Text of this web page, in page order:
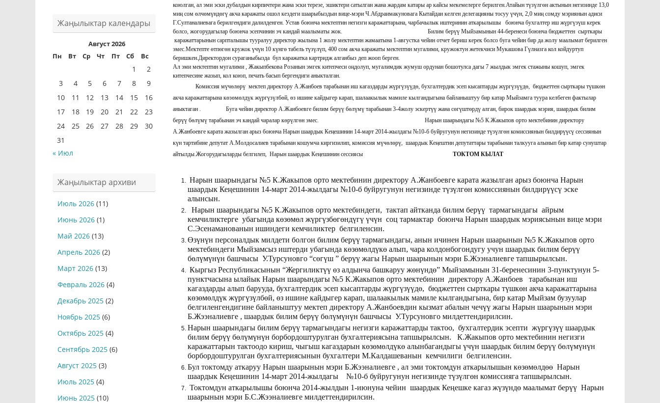
коюлган, ал эми эски дубалдын кирпичтери жана эски терезе, эшиктери сатылган жана жардам катары ар кайсы мекемелерге берилген.Атайын түзүлгөн актынын негизинде 13,0
миң сом өлчөмүндөгү акча каражаты ошол кездеги шаарыбыздын вице-мэри Ч.Абдраимакуновага Кытайдан келген делегацияны тосуу үчүн, 2,0 миң сомду мэриянын адиси
Г.Султаналиевага берилгендиги далилденген. Устав боюнча мектептин негизги каражаттарына, чарбачылык иштеринин аткарылышы боюнча бухгалтер иш жүргүзүш керек
болсо, жогорудагылар боюнча эсепчинин эч кандай маалыматы жок. Билим берүү Мыйзамынын 44-беренеси боюнча бюджеттен сырткары
каражаттарынын сарпталышы тууралуу директор жылына 1 жолу мектептин жамаатына 1-августка чейин отчет бериш керек болсо буга чейин бир да жолу маалымат берилген
эмес.Мектепте өтпөгөн кружок үчүн 10 күнгө табель түзүлүп, 400 сом акча каражаты мектептин мугалими, кружоктун жетекчиси Мукашова Гүлназга кол койдуртуп
беришкен.Директордон сураганыбызда бул каражатка картридж алганбыз деп жооп берген.
Ал эми мектептин мугалими , Жакыпбекова Розанын эмгек китепчеси оңдолуп, мугалимдик жумуш ордунан бошотулса дагы 7 жылдык эмгек стажыны кошуп, эмгек
китепчесине жазып, кол коюп, печать басып бергендиги аныкталган.
Комиссия мүчөлөрү мектеп директору А.Жанбоев тарабынан иш кагаздарды жүргүзүүдө, бухгалтердик эсеп кысаптарды жүргүзүүдө, бюджеттен сырткары түшкөн
акча каражаттарына көзөмөлдүк жүргүзүлбөй, өз ишине кайдыгер карап, шалаакылык мамиле кылгандыгына байланыштуу бир катар Мыйзамга туура келбеген фактылар
аныктаган . Буга чейин директор А.Жанбоевге билим берүү бөлүмү тарабынан 3-4жолу эскертүү жана сөгүштөрдү алган, бирок шаардык мэрия, шаардык билим
берүү бөлүмү тарабынан эч кандай чаралар көрүлгөн эмес. Нарын шаарындагы №5 К.Жакыпов орто мектебинин директору
А.Жанбоевге карата жазылган арыз боюнча Нарын шаардык Кеңешинин 14-март 2014-жылдагы №10-б буйругунун негизинде түзүлгөн комиссиянын билдирүүсү сессиянын
күн тартибине депутат А.Молдосалиев тарабынан кошумча киргизилип, комиссия мүчөлөрү, шаардык Кеңештин депутаттары тарабынан талкууга алынып бир катар сунуштар
айтылды.Жогорудагыларды белгилеп, Нарын шаардык Кеңешинин сессиясы
ТОКТОМ КЫЛАТ
Нарын шаарындагы №5 К.Жакыпов орто мектебинин директору А.Жанбоевге карата жазылган арыз боюнча Нарын
шаардык Кеңешинин 14-март 2014-жылдагы №10-б буйругунун негизинде түзүлгөн комиссиянын билдирүүсү эске
алынсын.
Нарын шаарындагы №5 К.Жакыпов орто мектебиндеги, тактап айтканда билим берүү тармагындагы айрым
кемчиликтерге убагында көзөмөл жүргүзбөгөндүгү үчүн соц тармактар боюнча Нарын шаардык мэриясынын вице мэри
С.Эсенаманованын ишиндеги кемчиликтер белгиленсин.
Өзүнүн персоналдык милдети болгон билим берүү тармагындагы, анын ичинен Нарын шаарынын №5 К.Жакыпов орто
мектебиндеги Мыйзамсыз иштерди убагында көзөмөлдүкө алып, чара колдонбогондугу учун шаардык билим берүү
бөлүмүнүн башчысы У.Турсуновго “сөгүш ” берүү жагы Нарын шаарынын мэри Б.Жээналиевге тапшырылсын.
Кыргыз Республикасынын “Жергиликтүү өз алдынча башкаруу жөнүндө” Мыйзамынын 31-беренесинин 3-пунктунун 5-
пунктчасына ылайык Нарын шаарындагы №5 К.Жакыпов орто мектебинин директору А.Жанбоев тарабынан иш
кагаздарды алып барууда, бухгалтердик эсеп кысаптарды жүргүзүүдө, бюджеттен сырткары түшкөн акча каражаттарына
көзөмөлдүк жүргүзүлбөй, өз ишине кайдыгер карап, шалаакылык мамиле кылгандыгына, бир катар Мыйзам бузуулар
белгиленгендигине байланыштуу мектеп директору А.Жанбоевдин кызмат абалын чечүү жагы Нарын шаарынын мэри
Б.Жээналиевге , шаардык билим берүү бөлүмүнүн башчысы У.Турсуновго милдеттендирилсин.
Нарын шаарындагы билим берүү тармагындагы негизги каражаттарды тактоо, бухгалтердик эсепти жүргүзүү шаардык
билим берүү бөлүмүнүн борбордоштурулган бухгалтериясына тапшырылсын. К.Жакыпов орто мектебинин негизги
каражаттарын тактоодо кириш, чыгыш кагаздарын көзөмөлдүкө алынбагандыгы үчүн шаардык билим берүү бөлүмүнүн
борбордоштурулган бухгалтериясынын бухгалтери М.Калдашеванын кемчилиги белгиленсин.
Бул токтомду аткаруу Нарын шаарынын мэри Б.Жээналиевге , ал эми токтомдун аткарылышын көзөмөлдөө Нарын
шаардык Кеңешинин 14-март 2014-жылдагы №10-б буйругунун негизинде түзүлгөн комиссияга тапшырылсын.
Токтомдун аткарылышы боюнча 2014-жылдын 1-июнуна чейин шаардык Кеңешке кагаз жүзүндө маалымат берүү Нарын
шаарынын мэри Б.С.Жээналиевге милдеттендирилсин.
Жаңылыктар календары
Август 2026
Пн
Вт Ср Чт Пт Сб Вс
1
2
3
4 5 6 7 8
9
10
11 12 13 14 15
16
17
18 19 20 21 22
23
24
25 26 27 28 29
30
31
« Июл
Жаңылыктар архиви
Июль 2026 (11)
Июнь 2026 (1)
Май 2026 (13)
Апрель 2026 (2)
Март 2026 (13)
Февраль 2026 (4)
Декабрь 2025 (2)
Ноябрь 2025 (6)
Октябрь 2025 (4)
Сентябрь 2025 (6)
Август 2025 (3)
Июль 2025 (4)
Июнь 2025 (10)